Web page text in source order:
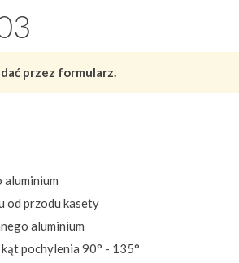
przez formularz.
aluminium
od przodu kasety
aluminium
pochylenia 90° - 135°